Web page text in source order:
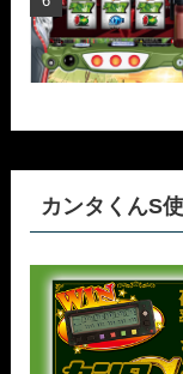
カンタくんS